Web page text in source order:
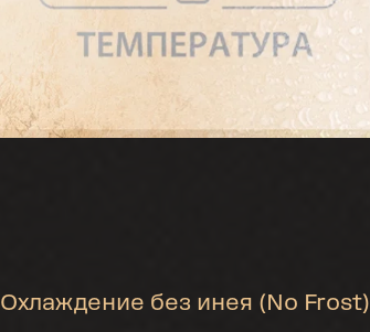
Охлаждение без инея (No Frost)